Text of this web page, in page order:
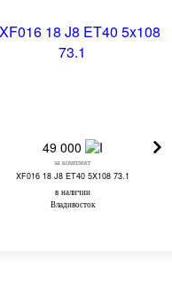
49 000
за комплект
XF016 18 J8 ET40 5X108 73.1
в наличии
Владивосток